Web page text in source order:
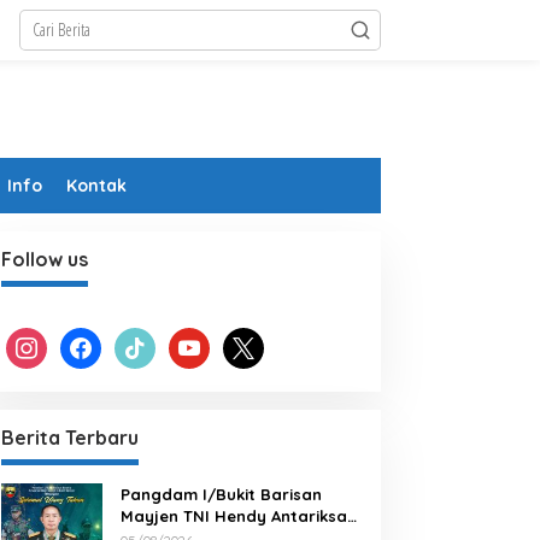
Info Kontak
Follow us
instagram facebook tiktok youtube x
Berita Terbaru
Pangdam I/Bukit Barisan
Mayjen TNI Hendy Antariksa